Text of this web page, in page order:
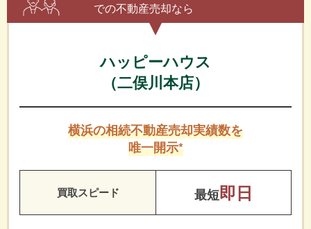
での不動産売却なら
ハッピーハウス
（二俣川本店）
横浜の相続不動産売却実績数を
唯一開示*
買取スピード 最短即日